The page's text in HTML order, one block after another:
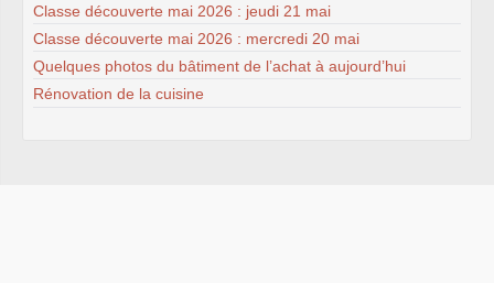
Classe découverte mai 2026 : jeudi 21 mai
Classe découverte mai 2026 : mercredi 20 mai
Quelques photos du bâtiment de l’achat à aujourd’hui
Rénovation de la cuisine